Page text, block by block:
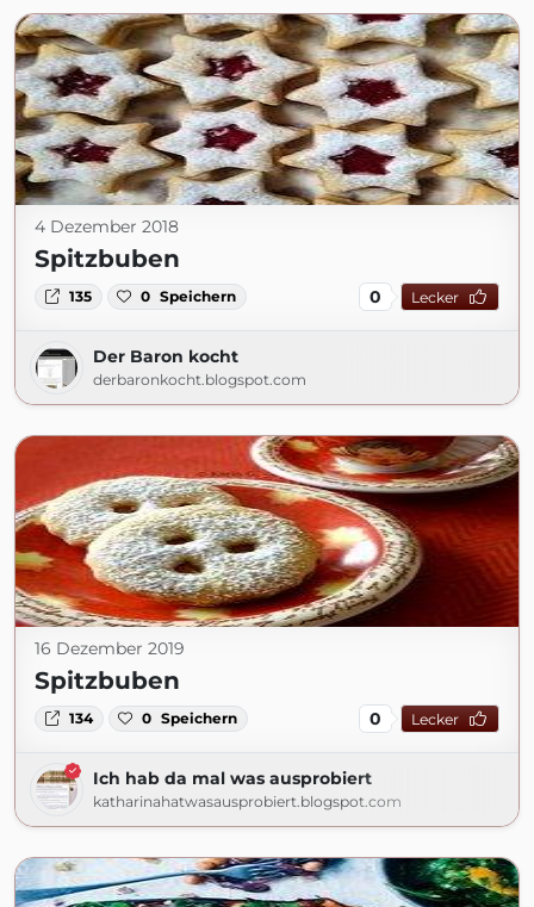
4 Dezember 2018
Spitzbuben
135 0 Speichern 0 Lecker
Der Baron kocht
derbaronkocht.blogspot.com
16 Dezember 2019
Spitzbuben
134 0 Speichern 0 Lecker
Ich hab da mal was ausprobiert
katharinahatwasausprobiert.blogspot.com